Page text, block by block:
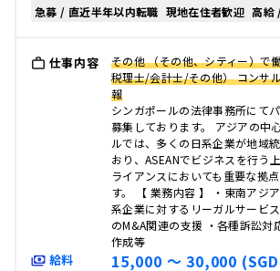
急募 / 直近半年以内転職 現地在住者歓迎 高給
仕事内容
その他 （その他、シティー）で
税理士/会計士/その他） コンサ
報
シンガポールの法律事務所にて
募集しております。 アジアの中
ルでは、多くの日系企業が地域
おり、ASEANでビジネスを行う
ライアンスにおいても重要な拠
す。 【 業務内容 】 ・東南アジ
系企業に対するリーガルサービ
のM&A関連の支援 ・各種訴訟対
作成等
給料 15,000 〜 30,000